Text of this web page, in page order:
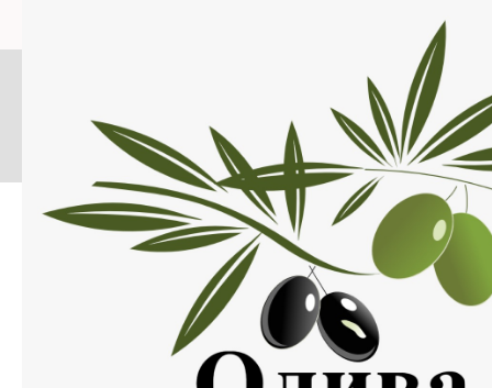
Нажмите на изображение, что бы открыть меню